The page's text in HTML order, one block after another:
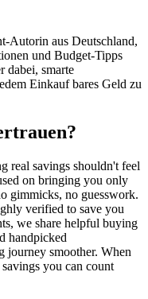
Autorin aus Deutschland,
und Budget-Tipps
dabei, smarte
Einkauf bares Geld zu
real savings shouldn't feel
on bringing you only
gimmicks, no guesswork.
verified to save you
we share helpful buying
handpicked
journey smoother. When
you can count